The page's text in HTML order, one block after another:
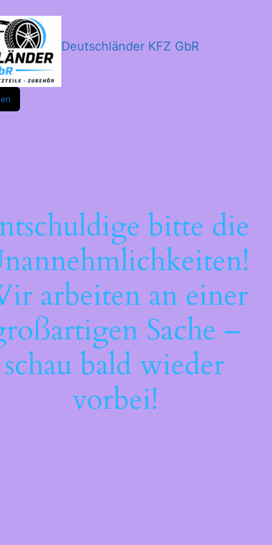
Deutschländer KFZ GbR
bitte die
arbeiten an einer
Sache –
schau bald wieder
vorbei!